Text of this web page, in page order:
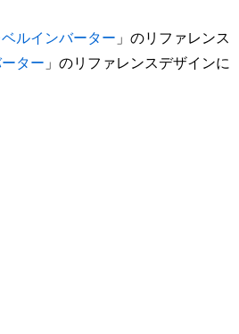
ルインバーター 」のリファレンス
ター 」のリファレンスデザインに